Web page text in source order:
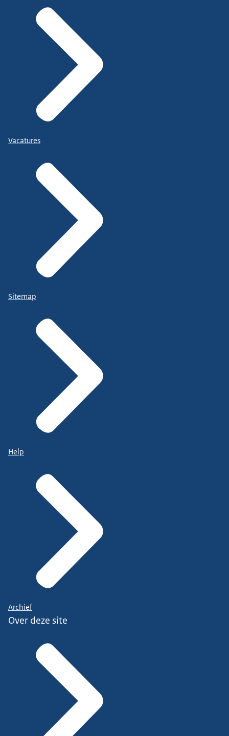
Vacatures
Sitemap
Help
Archief
Over deze site